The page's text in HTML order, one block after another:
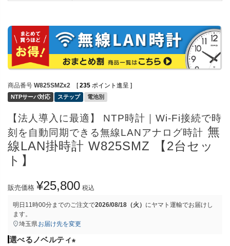
商品番号 W825SMZx2 [ 235 ポイント進呈 ]
NTPサーバ対応 ステップ 電池別
【法人導入に最適】 NTP時計｜Wi-Fi接続で時
刻を自動同期できる無線LANアナログ時計 無
線LAN掛時計 W825SMZ 【2台セッ
ト】
販売価格 ¥25,800 税込
明日 11時00分までのご注文で2026/08/18（火） にヤマト運輸でお届けし
ます。
埼玉県 お届け先を変更
選べるノベルティ